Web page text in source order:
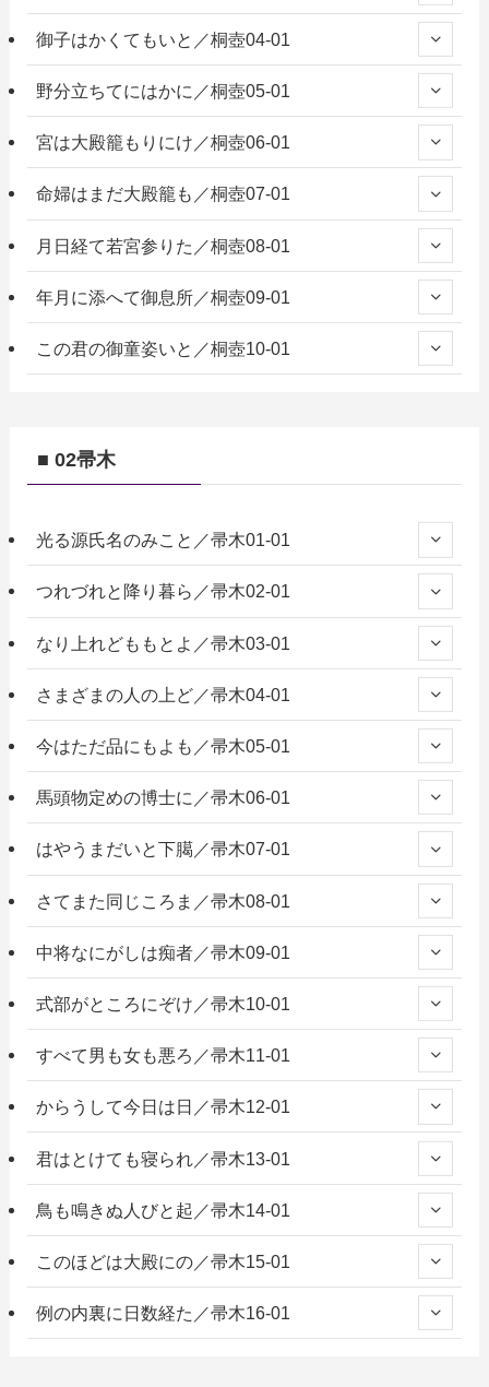
御子はかくてもいと／桐壺04-01
野分立ちてにはかに／桐壺05-01
宮は大殿籠もりにけ／桐壺06-01
命婦はまだ大殿籠も／桐壺07-01
月日経て若宮参りた／桐壺08-01
年月に添へて御息所／桐壺09-01
この君の御童姿いと／桐壺10-01
■ 02帚木
光る源氏名のみこと／帚木01-01
つれづれと降り暮ら／帚木02-01
なり上れどももとよ／帚木03-01
さまざまの人の上ど／帚木04-01
今はただ品にもよも／帚木05-01
馬頭物定めの博士に／帚木06-01
はやうまだいと下臈／帚木07-01
さてまた同じころま／帚木08-01
中将なにがしは痴者／帚木09-01
式部がところにぞけ／帚木10-01
すべて男も女も悪ろ／帚木11-01
からうして今日は日／帚木12-01
君はとけても寝られ／帚木13-01
鳥も鳴きぬ人びと起／帚木14-01
このほどは大殿にの／帚木15-01
例の内裏に日数経た／帚木16-01